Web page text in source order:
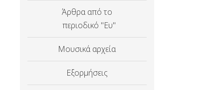
Άρθρα από το
περιοδικό "Ευ"
Μουσικά αρχεία
Εξορμήσεις